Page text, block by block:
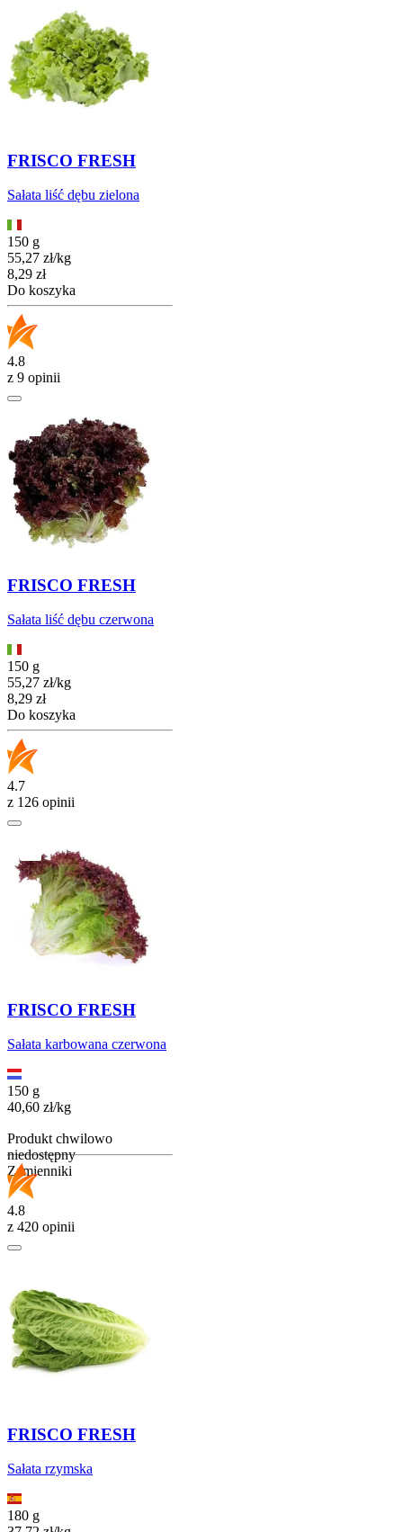
FRISCO FRESH
Sałata liść dębu zielona
150 g
55,27 zł/kg
Cena
8,29 zł
Do koszyka
4.8
z 9 opinii
FRISCO FRESH
Sałata liść dębu czerwona
150 g
55,27 zł/kg
Cena
8,29 zł
Do koszyka
4.7
z 126 opinii
FRISCO FRESH
Sałata karbowana czerwona
150 g
40,60 zł/kg
Produkt chwilowo
niedostępny
Zamienniki
4.8
z 420 opinii
FRISCO FRESH
Sałata rzymska
180 g